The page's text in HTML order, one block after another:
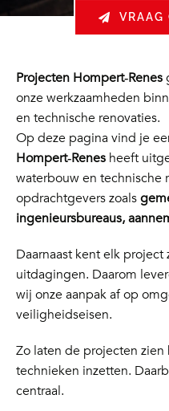
VRAAG
Projecten Hompert‑Renes
onze werkzaamheden
en technische renovaties.
Op deze pagina vind je
Hompert‑Renesheeft
waterbouw en technische
opdrachtgevers zoals
ingenieursbureaus,
Daarnaast kent elk
uitdagingen. Daarom
wij onze aanpak af op
veiligheidseisen.
Zo laten de projecten
technieken inzetten.
centraal.